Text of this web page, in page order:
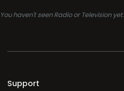
You haven't seen Radio or Television yet.
Support